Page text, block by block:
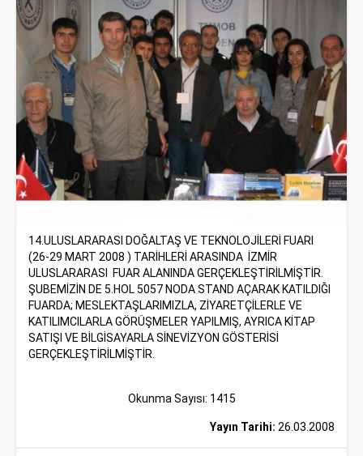
14.ULUSLARARASI DOĞALTAŞ VE TEKNOLOJİLERİ FUARI
(26-29 MART 2008 ) TARİHLERİ ARASINDA İZMİR
ULUSLARARASI FUAR ALANINDA GERÇEKLEŞTİRİLMİŞTİR.
ŞUBEMİZİN DE 5.HOL 5057 NODA STAND AÇARAK KATILDIĞI
FUARDA; MESLEKTAŞLARIMIZLA, ZİYARETÇİLERLE VE
KATILIMCILARLA GÖRÜŞMELER YAPILMIŞ, AYRICA KİTAP
SATIŞI VE BİLGİSAYARLA SİNEVİZYON GÖSTERİSİ
GERÇEKLEŞTİRİLMİŞTİR.
Okunma Sayısı: 1415
Yayın Tarihi: 26.03.2008